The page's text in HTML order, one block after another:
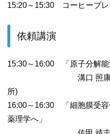
15:20～15:30 コーヒーブレ
依頼講演
15:30～16:00 「原子分解能
溝口 照康先生 ( 東
所)
16:00～16:30 「細胞膜受容
薬理学へ」